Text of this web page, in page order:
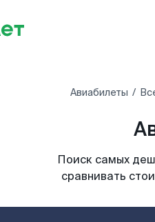
Авиабилеты
Поиск самых
сравнивать